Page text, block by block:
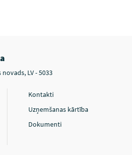
LV - 5033
Kontakti
Uzņemšanas kārtība
Dokumenti